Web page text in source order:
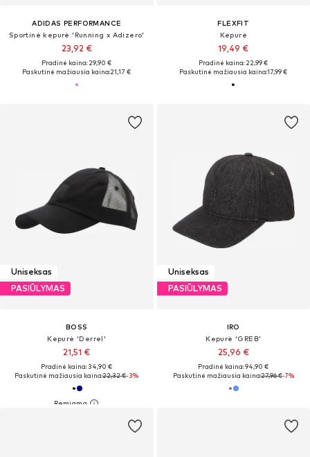
ADIDAS PERFORMANCE
Sportinė kepurė 'Running x Adizero'
23,92 €
Pradinė kaina: 29,90 €
Paskutinė mažiausia kaina:21,17 €
FLEXFIT
Kepurė
19,49 €
Pradinė kaina: 22,99 €
Paskutinė mažiausia kaina:17,99 €
Uniseksas
PASIŪLYMAS
BOSS
Kepurė 'Derrel'
21,51 €
Pradinė kaina: 34,90 €
Paskutinė mažiausia kaina:22,32 €-3%
Uniseksas
PASIŪLYMAS
IRO
Kepurė 'GREB'
25,96 €
Pradinė kaina: 94,90 €
Paskutinė mažiausia kaina:27,96 €-7%